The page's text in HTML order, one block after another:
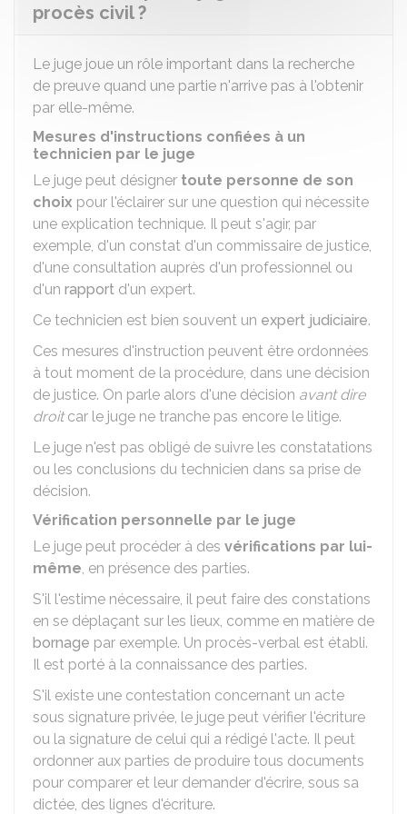
procès civil ?
Le juge joue un rôle important dans la recherche
de preuve quand une partie n'arrive pas à l'obtenir
par elle-même.
Mesures d'instructions confiées à un
technicien par le juge
Le juge peut désigner toute personne de son
choix pour l'éclairer sur une question qui nécessite
une explication technique. Il peut s'agir, par
exemple, d'un constat d'un commissaire de justice,
d'une consultation auprès d'un professionnel ou
d'un rapport d'un expert.
Ce technicien est bien souvent un expert judiciaire.
Ces mesures d'instruction peuvent être ordonnées
à tout moment de la procédure, dans une décision
de justice. On parle alors d'une décision avant dire
droitcar le juge ne tranche pas encore le litige.
Le juge n'est pas obligé de suivre les constatations
ou les conclusions du technicien dans sa prise de
décision.
Vérification personnelle par le juge
Le juge peut procéder à des vérifications par lui-
même, en présence des parties.
S'il l'estime nécessaire, il peut faire des constations
en se déplaçant sur les lieux, comme en matière de
bornage par exemple. Un procès-verbal est établi.
Il est porté à la connaissance des parties.
S'il existe une contestation concernant un acte
sous signature privée, le juge peut vérifier l'écriture
ou la signature de celui qui a rédigé l'acte. Il peut
ordonner aux parties de produire tous documents
pour comparer et leur demander d'écrire, sous sa
dictée, des lignes d'écriture.